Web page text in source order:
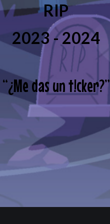
RIP
2023 - 2024
“¿Me das un t!cker?”